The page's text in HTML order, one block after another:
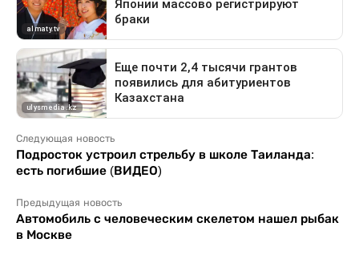
Следующая новость
Подросток устроил стрельбу в школе Таиланда:
есть погибшие (ВИДЕО)
Предыдущая новость
Автомобиль с человеческим скелетом нашел рыбак
в Москве